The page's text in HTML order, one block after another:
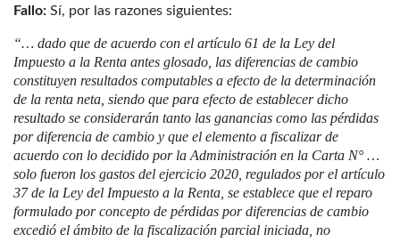
Fallo: Sí, por las razones siguientes:
“… dado que de acuerdo con el artículo 61 de la Ley del
Impuesto a la Renta antes glosado, las diferencias de cambio
constituyen resultados computables a efecto de la determinación
de la renta neta, siendo que para efecto de establecer dicho
resultado se considerarán tanto las ganancias como las pérdidas
por diferencia de cambio y que el elemento a fiscalizar de
acuerdo con lo decidido por la Administración en la Carta N° …
solo fueron los gastos del ejercicio 2020, regulados por el artículo
37 de la Ley del Impuesto a la Renta, se establece que el reparo
formulado por concepto de pérdidas por diferencias de cambio
excedió el ámbito de la fiscalización parcial iniciada, no